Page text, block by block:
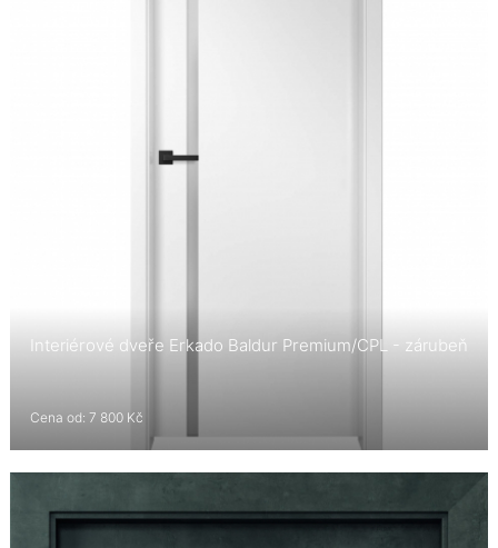
Interiérové dveře Erkado Baldur Premium/CPL - zárubeň
Cena od: 7 800 Kč